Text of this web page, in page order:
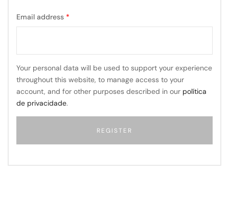
Email address *
Your personal data will be used to support your experience
throughout this website, to manage access to your
account, and for other purposes described in our política
de privacidade.